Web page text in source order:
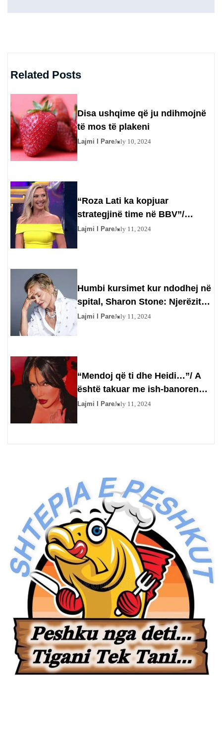
Related Posts
Disa ushqime që ju ndihmojnë
të mos të plakeni
Lajmi I PareJuly 10, 2024
“Roza Lati ka kopjuar
strategjinë time në BBV”/
Gazetarja injoron Olta Gixharin
Lajmi I PareJuly 11, 2024
Humbi kursimet kur ndodhej në
spital, Sharon Stone: Njerëzit
përfituan prej meje
Lajmi I PareJuly 11, 2024
“Mendoj që ti dhe Heidi…”/ A
është takuar me ish-banoren?
Efit nuk i kthehet përgjigje
Lajmi I PareJuly 11, 2024